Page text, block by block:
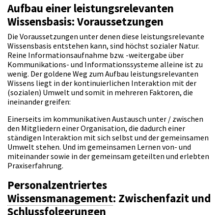
Aufbau einer leistungsrelevanten
Wissensbasis: Voraussetzungen
Die Voraussetzungen unter denen diese leistungsrelevante
Wissensbasis entstehen kann, sind höchst sozialer Natur.
Reine Informationsaufnahme bzw. -weitergabe über
Kommunikations- und Informationssysteme alleine ist zu
wenig. Der goldene Weg zum Aufbau leistungsrelevanten
Wissens liegt in der kontinuierlichen Interaktion mit der
(sozialen) Umwelt und somit in mehreren Faktoren, die
ineinander greifen:
Einerseits im kommunikativen Austausch unter / zwischen
den Mitgliedern einer Organisation, die dadurch einer
ständigen Interaktion mit sich selbst und der gemeinsamen
Umwelt stehen. Und im gemeinsamen Lernen von- und
miteinander sowie in der gemeinsam geteilten und erlebten
Praxiserfahrung.
Personalzentriertes
Wissensmanagement: Zwischenfazit und
Schlussfolgerungen